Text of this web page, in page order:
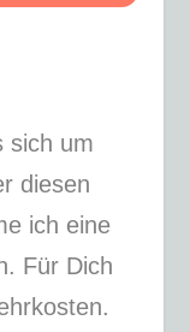
sich um
diesen
ich eine
Für Dich